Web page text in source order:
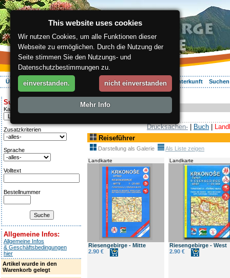
Über die Region Aktiv Erleben Entspannung Ihr Urlaub Unterkunft
Suche:
Kategorie
Zusatzkriterien
Sprache
Volltext
Bestellnummer
Allgemeine Infos:
Allgemeine Infos
& Geschäftsbedingungen
hier
Artikel wurde in den
Warenkorb gelegt
ergis.cz>Online-Shop> Reiseführer
Online-Shop
Drucksachen- Buch
Reiseführer
Darstellung als Galerie Als Liste zeigen
Landkarte
Riesengebirge - Mitte
2.90 €
Landkarte
Riesengebirge - West
2.90 €
This website uses cookies
Wir nutzen Cookies, um alle Funktionen dieser
Webseite zu ermöglichen. Durch die Nutzung der
Seite stimmen Sie den Nutzungs- und
Datenschutzbestimmungen zu.
einverstanden. nicht einverstanden
Mehr Info